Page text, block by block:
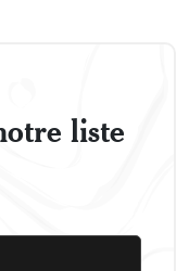
liste